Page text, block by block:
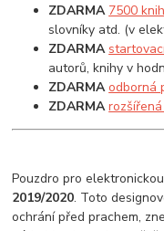
ZDARMA 7500
slovníky atd. (v
ZDARMA
autorů, knihy v
ZDARMA odborná
ZDARMA
Pouzdro pro
2019/2020. Toto
ochrání před prachem,